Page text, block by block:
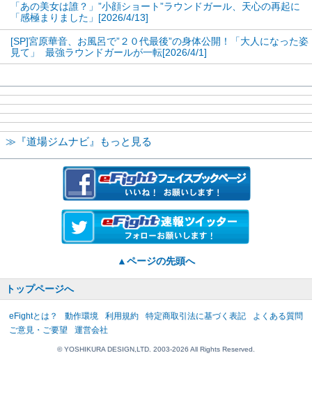
「あの美女は誰？」”小顔ショート”ラウンドガール、天心の再起に
「感極まりました」[2026/4/13]
[SP]宮原華音、お風呂で”２０代最後”の身体公開！「大人になった姿
見て」 最強ラウンドガールが一転[2026/4/1]
≫『道場ジムナビ』もっと見る
▲ページの先頭へ
トップページへ
eFightとは？ 動作環境 利用規約 特定商取引法に基づく表記
よくある質問
ご意見・ご要望
運営会社
© YOSHIKURA DESIGN,LTD. 2003-2026 All Rights Reserved.